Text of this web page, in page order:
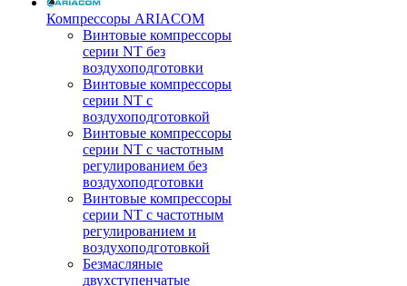
Компрессоры ARIACOM
Винтовые компрессоры
серии NT без
воздухоподготовки
Винтовые компрессоры
серии NT c
воздухоподготовкой
Винтовые компрессоры
серии NT с частотным
регулированием без
воздухоподготовки
Винтовые компрессоры
серии NT с частотным
регулированием и
воздухоподготовкой
Безмасляные
двухступенчатые